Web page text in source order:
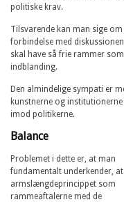
politiske krav.
Tilsvarende kan man sige
forbindelse med
skal have så frie rammer
indblanding.
Den almindelige sympati er
kunstnerne og
imod politikerne.
Balance
Problemet i dette er, at man
fundamentalt underkender, at
armslængdeprincippet som
rammeaftalerne med de